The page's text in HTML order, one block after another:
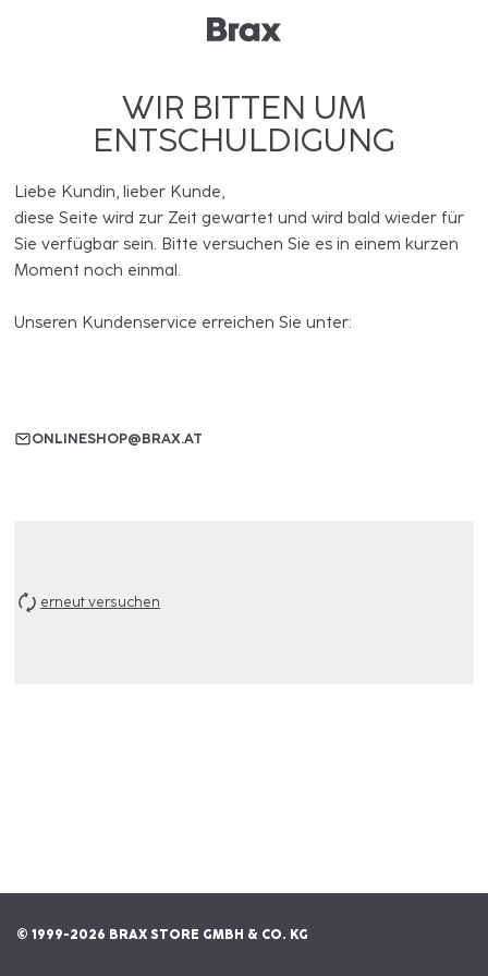
WIR BITTEN UM
ENTSCHULDIGUNG
Liebe Kundin, lieber Kunde,
diese Seite wird zur Zeit gewartet und wird bald wieder für
Sie verfügbar sein. Bitte versuchen Sie es in einem kurzen
Moment noch einmal.
Unseren Kundenservice erreichen Sie unter:
ONLINESHOP@BRAX.AT
erneut versuchen
© 1999-2026 BRAX STORE GMBH & CO. KG